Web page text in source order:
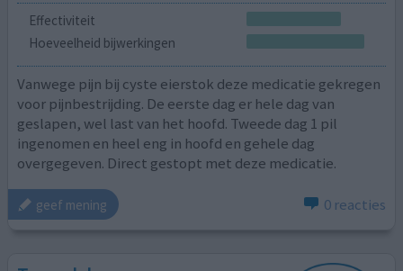
Effectiviteit
Hoeveelheid bijwerkingen
Vanwege pijn bij cyste eierstok deze medicatie gekregen
voor pijnbestrijding. De eerste dag er hele dag van
geslapen, wel last van het hoofd. Tweede dag 1 pil
ingenomen en heel eng in hoofd en gehele dag
overgegeven. Direct gestopt met deze medicatie.
geef mening 0 reacties